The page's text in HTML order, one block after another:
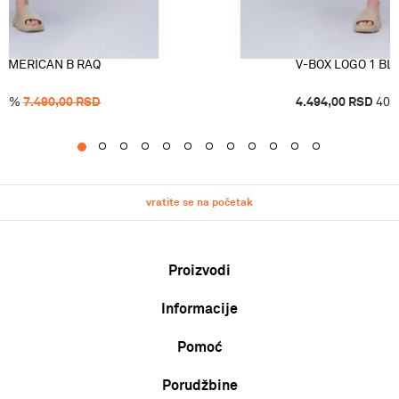
B RAQ
% 7.490,00RSD
V-BOX LOGO 1
4.494,00 RSD 40
10 11
vratite se na početak
Proizvodi
Muškarci
Žene
Deca
Informacije
O nama
Zaposlenje
Pomoć
Uslovi korišćenja i prodaje
Porudžbine